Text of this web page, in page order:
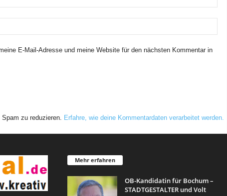
E-Mail-Adresse und meine Website für den nächsten Kommentar in
zu reduzieren. Erfahre, wie deine Kommentardaten verarbeitet werden.
Mehr erfahren
OB-Kandidatin für Bochum –
STADTGESTALTER und Volt